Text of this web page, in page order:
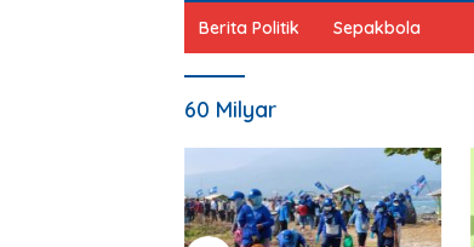
Berita Politik Sepakbola
60 Milyar